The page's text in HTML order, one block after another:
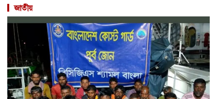
জাতীয়